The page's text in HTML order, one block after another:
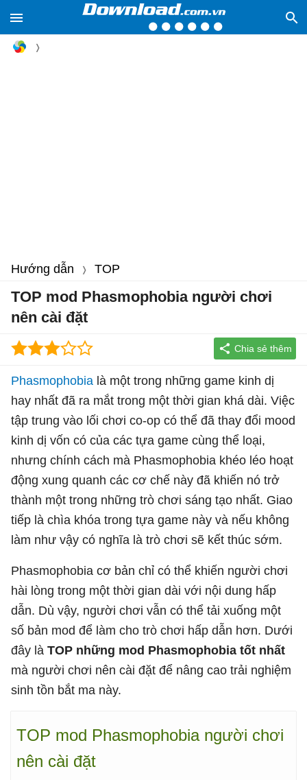
Hướng dẫn TOP
TOP mod Phasmophobia người chơi
nên cài đặt
Phasmophobia là một trong những game kinh dị
hay nhất đã ra mắt trong một thời gian khá dài. Việc
tập trung vào lối chơi co-op có thể đã thay đổi mood
kinh dị vốn có của các tựa game cùng thể loại,
nhưng chính cách mà Phasmophobia khéo léo hoạt
động xung quanh các cơ chế này đã khiến nó trở
thành một trong những trò chơi sáng tạo nhất. Giao
tiếp là chìa khóa trong tựa game này và nếu không
làm như vậy có nghĩa là trò chơi sẽ kết thúc sớm.
Phasmophobia cơ bản chỉ có thể khiến người chơi
hài lòng trong một thời gian dài với nội dung hấp
dẫn. Dù vậy, người chơi vẫn có thể tải xuống một
số bản mod để làm cho trò chơi hấp dẫn hơn. Dưới
đây là TOP những mod Phasmophobia tốt nhất
mà người chơi nên cài đặt để nâng cao trải nghiệm
sinh tồn bắt ma này.
TOP mod Phasmophobia người chơi
nên cài đặt